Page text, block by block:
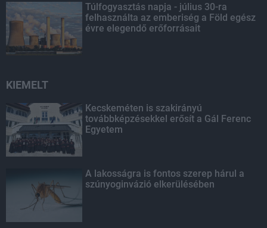
Túlfogyasztás napja - július 30-ra
felhasználta az emberiség a Föld egész
évre elegendő erőforrásait
KIEMELT
Kecskeméten is szakirányú
továbbképzésekkel erősít a Gál Ferenc
Egyetem
A lakosságra is fontos szerep hárul a
szúnyoginvázió elkerülésében